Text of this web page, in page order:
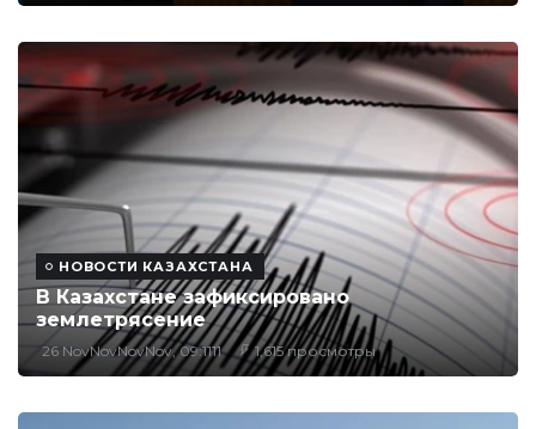
НОВОСТИ КАЗАХСТАНА
В Казахстане зафиксировано
землетрясение
26 NovNovNovNov, 09:1111 1,615 просмотры